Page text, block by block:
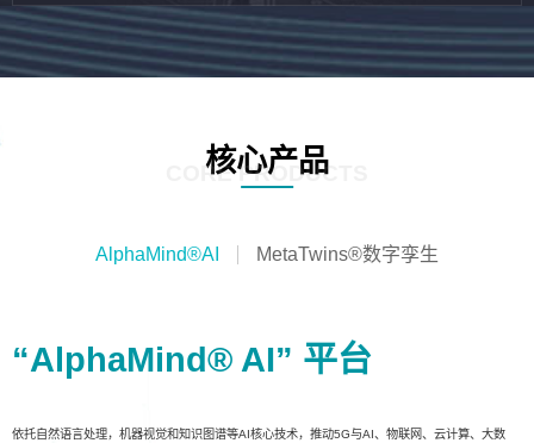
核心产品
CORE PRODUCTS
AlphaMind®AI MetaTwins®数字孪生
“AlphaMind® AI” 平台
依托自然语言处理，机器视觉和知识图谱等AI核心技术，推动5G与AI、物联网、云计算、大数